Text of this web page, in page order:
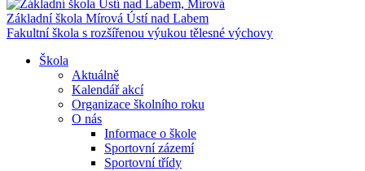
Základní škola Mírová Ústí nad Labem
Fakultní škola s rozšířenou výukou tělesné výchovy
Škola
Aktuálně
Kalendář akcí
Organizace školního roku
O nás
Informace o škole
Sportovní zázemí
Sportovní třídy